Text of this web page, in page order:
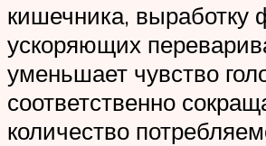
кишечника, выработку
ускоряющих
уменьшает чувство
соответственно
количество